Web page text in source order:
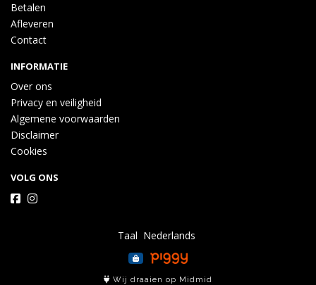
Betalen
Afleveren
Contact
INFORMATIE
Over ons
Privacy en veiligheid
Algemene voorwaarden
Disclaimer
Cookies
VOLG ONS
Taal
Wij draaien op Midmid